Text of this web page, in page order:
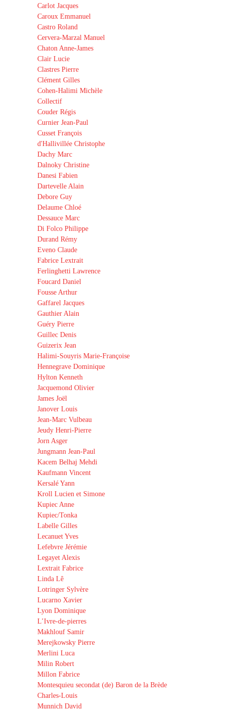
Carlot Jacques
Caroux Emmanuel
Castro Roland
Cervera-Marzal Manuel
Chaton Anne-James
Clair Lucie
Clastres Pierre
Clément Gilles
Cohen-Halimi Michèle
Collectif
Couder Régis
Curnier Jean-Paul
Cusset François
d'Hallivillée Christophe
Dachy Marc
Dalnoky Christine
Danesi Fabien
Dartevelle Alain
Debore Guy
Delaume Chloé
Dessauce Marc
Di Folco Philippe
Durand Rémy
Eveno Claude
Fabrice Lextrait
Ferlinghetti Lawrence
Foucard Daniel
Fousse Arthur
Gaffarel Jacques
Gauthier Alain
Guéry Pierre
Guillec Denis
Guizerix Jean
Halimi-Souyris Marie-Françoise
Hennegrave Dominique
Hylton Kenneth
Jacquemond Olivier
James Joël
Janover Louis
Jean-Marc Vulbeau
Jeudy Henri-Pierre
Jorn Asger
Jungmann Jean-Paul
Kacem Belhaj Mehdi
Kaufmann Vincent
Kersalé Yann
Kroll Lucien et Simone
Kupiec Anne
Kupiec/Tonka
Labelle Gilles
Lecanuet Yves
Lefebvre Jérémie
Legayet Alexis
Lextrait Fabrice
Linda Lê
Lotringer Sylvère
Lucarno Xavier
Lyon Dominique
L’Ivre-de-pierres
Makhlouf Samir
Merejkowsky Pierre
Merlini Luca
Milin Robert
Millon Fabrice
Montesquieu secondat (de) Baron de la Brède
Charles-Louis
Munnich David